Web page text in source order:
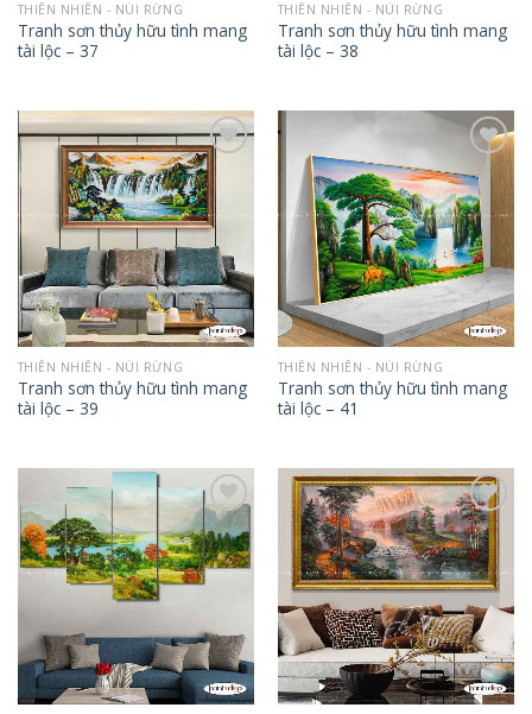
THIÊN NHIÊN - NÚI RỪNG
Tranh sơn thủy hữu tình mang
tài lộc – 37
THIÊN NHIÊN - NÚI RỪNG
Tranh sơn thủy hữu tình mang
tài lộc – 38
Add to
Wishlist
THIÊN NHIÊN - NÚI RỪNG
Tranh sơn thủy hữu tình mang
tài lộc – 39
Add to
Wishlist
THIÊN NHIÊN - NÚI RỪNG
Tranh sơn thủy hữu tình mang
tài lộc – 41
Add to
Wishlist
Add to
Wishlist